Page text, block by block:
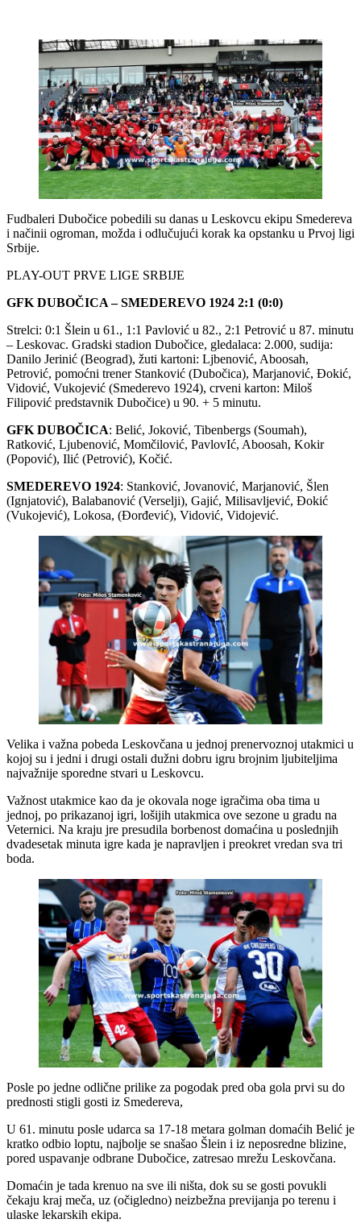
Fudbaleri Dubočice pobedili su danas u Leskovcu ekipu Smedereva
i načinii ogroman, možda i odlučujući korak ka opstanku u Prvoj ligi
Srbije.
PLAY-OUT PRVE LIGE SRBIJE
GFK DUBOČICA – SMEDEREVO 1924 2:1 (0:0)
Strelci: 0:1 Šlein u 61., 1:1 Pavlović u 82., 2:1 Petrović u 87. minutu
– Leskovac. Gradski stadion Dubočice, gledalaca: 2.000, sudija:
Danilo Jerinić (Beograd), žuti kartoni: Ljbenović, Aboosah,
Petrović, pomoćni trener Stanković (Dubočica), Marjanović, Đokić,
Vidović, Vukojević (Smederevo 1924), crveni karton: Miloš
Filipović predstavnik Dubočice) u 90. + 5 minutu.
GFK DUBOČICA: Belić, Joković, Tibenbergs (Soumah),
Ratković, Ljubenović, Momčilović, PavlovIć, Aboosah, Kokir
(Popović), Ilić (Petrović), Kočić.
SMEDEREVO 1924: Stanković, Jovanović, Marjanović, Šlen
(Ignjatović), Balabanović (Verselji), Gajić, Milisavljević, Đokić
(Vukojević), Lokosa, (Đorđević), Vidović, Vidojević.
Velika i važna pobeda Leskovčana u jednoj prenervoznoj utakmici u
kojoj su i jedni i drugi ostali dužni dobru igru brojnim ljubiteljima
najvažnije sporedne stvari u Leskovcu.
Važnost utakmice kao da je okovala noge igračima oba tima u
jednoj, po prikazanoj igri, lošijih utakmica ove sezone u gradu na
Veternici. Na kraju jre presudila borbenost domaćina u poslednjih
dvadesetak minuta igre kada je napravljen i preokret vredan sva tri
boda.
Posle po jedne odlične prilike za pogodak pred oba gola prvi su do
prednosti stigli gosti iz Smedereva,
U 61. minutu posle udarca sa 17-18 metara golman domaćih Belić je
kratko odbio loptu, najbolje se snašao Šlein i iz neposredne blizine,
pored uspavanje odbrane Dubočice, zatresao mrežu Leskovčana.
Domaćin je tada krenuo na sve ili ništa, dok su se gosti povukli
čekaju kraj meča, uz (očigledno) neizbežna previjanja po terenu i
ulaske lekarskih ekipa.